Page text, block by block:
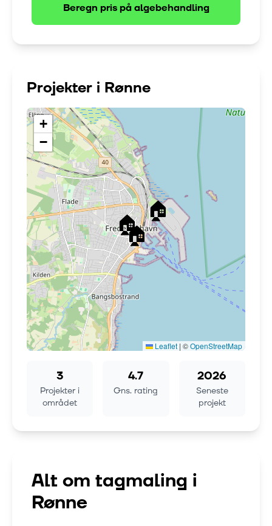
Beregn pris påalgebehandling
Projekter i Rønne
🏠
🏠 🏠
+
−
Leaflet | ©OpenStreetMap
3
Projekter i
området
4.7
Gns. rating
2026
Seneste
projekt
Alt om tagmaling i
Rønne